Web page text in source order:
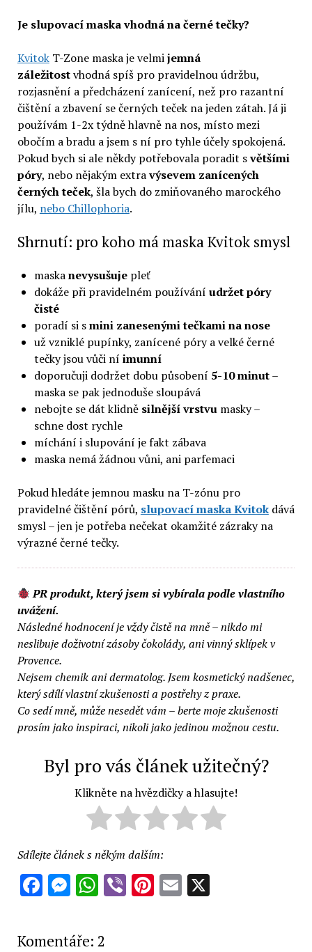
Je slupovací maska vhodná na černé tečky?
KvitokT-Zone maska je velmijemná
záležitostvhodná spíš pro pravidelnou údržbu,
rozjasnění a předcházení zanícení, než pro razantní
čištění a zbavení se černých teček na jeden zátah. Já ji
používám 1-2x týdně hlavně na nos, místo mezi
obočím a bradu a jsem s ní pro tyhle účely spokojená.
Pokud bych si ale někdy potřebovala poradit světšími
póry, nebo nějakým extravýsevem zanícených
černých teček, šla bych do zmiňovaného marockého
jílu, nebo Chillophoria.
Shrnutí: pro koho má maska Kvitok smysl
maskanevysušujepleť
dokáže při pravidelném používání udržet póry
čisté
poradí si smini zanesenými tečkami na nose
už vzniklé pupínky, zanícené póry a velké černé
tečky jsou vůči ní imunní
doporučuji dodržet dobu působení 5-10 minut–
maska se pak jednoduše sloupává
nebojte se dát klidně silnějšívrstvumasky –
schne dost rychle
míchání i slupování je fakt zábava
maska nemá žádnou vůni, ani parfemaci
Pokud hledáte jemnou masku na T-zónu pro
pravidelné čištění pórů, slupovací maska Kvitokdává
smysl – jen je potřeba nečekat okamžité zázraky na
výrazné černé tečky.
PR produkt, který jsem si vybírala podle vlastního
uvážení.
Následné hodnocení je vždy čistě na mně – nikdo mi
neslibuje doživotní zásoby čokolády, ani vinný sklípek v
Provence.
Nejsem chemik ani dermatolog. Jsem kosmetický nadšenec,
který sdílí vlastní zkušenosti a postřehy z praxe.
Co sedí mně, může nesedět vám – berte moje zkušenosti
prosím jako inspiraci, nikoli jako jedinou možnou cestu.
Byl pro vás článek užitečný?
Klikněte na hvězdičky a hlasujte!
Sdílejte článek s někým dalším:
Facebook
Messenger
WhatsApp
ViberPinterest
Email
X
Komentáře: 2